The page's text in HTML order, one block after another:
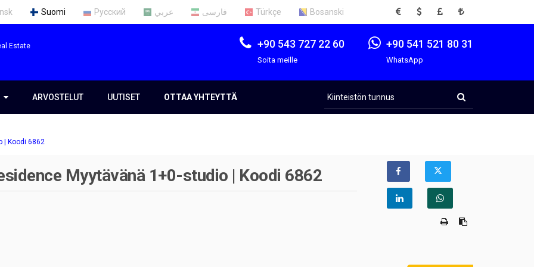
Suomi Русский عربي فارسی Türkçe Bosanski EUR USD GBP TRY
Estate +90 543 727 22 60
Soita meille
+90 541 521 80 31
WhatsApp
ARVOSTELUT UUTISET OTTAA YHTEYTTÄ
tunnus
| Koodi 6862
Myytävänä 1+0-studio | Koodi 6862